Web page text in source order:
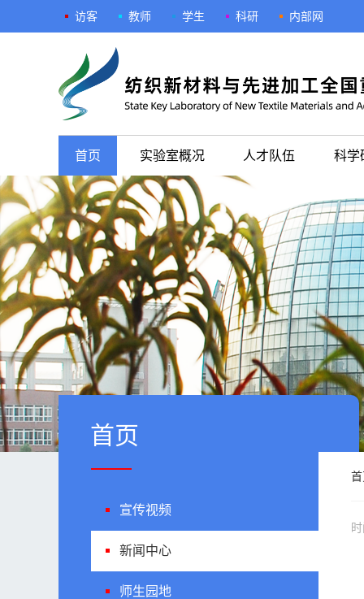
访客 教师 学生 科研 内部网
首页 实验室概况 人才队伍 科学
首页
宣传视频
新闻中心
师生园地